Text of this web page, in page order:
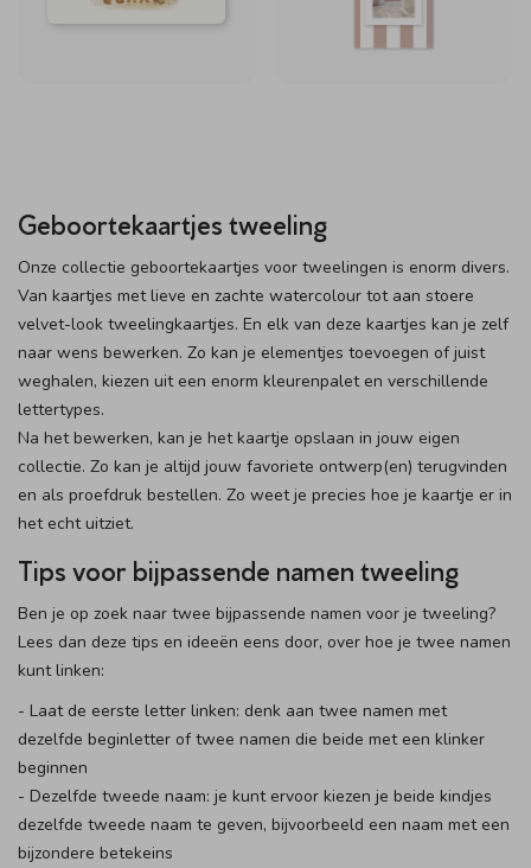
Geboortekaartjes tweeling
Onze collectie geboortekaartjes voor tweelingen is enorm divers.
Van kaartjes met lieve en zachte watercolour tot aan stoere
velvet-look tweelingkaartjes. En elk van deze kaartjes kan je zelf
naar wens bewerken. Zo kan je elementjes toevoegen of juist
weghalen, kiezen uit een enorm kleurenpalet en verschillende
lettertypes.
Na het bewerken, kan je het kaartje opslaan in jouw eigen
collectie. Zo kan je altijd jouw favoriete ontwerp(en) terugvinden
en als proefdruk bestellen. Zo weet je precies hoe je kaartje er in
het echt uitziet.
Tips voor bijpassende namen tweeling
Ben je op zoek naar twee bijpassende namen voor je tweeling?
Lees dan deze tips en ideeën eens door, over hoe je twee namen
kunt linken:
- Laat de eerste letter linken: denk aan twee namen met
dezelfde beginletter of twee namen die beide met een klinker
beginnen
- Dezelfde tweede naam: je kunt ervoor kiezen je beide kindjes
dezelfde tweede naam te geven, bijvoorbeeld een naam met een
bijzondere betekeins